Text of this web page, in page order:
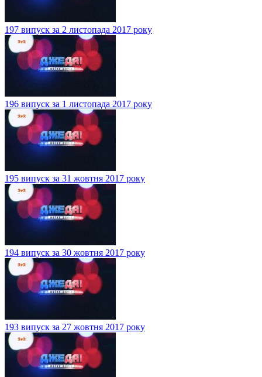
197 випуск за 2 листопада 2017 року
196 випуск за 1 листопада 2017 року
195 випуск за 31 жовтня 2017 року
194 випуск за 30 жовтня 2017 року
193 випуск за 27 жовтня 2017 року